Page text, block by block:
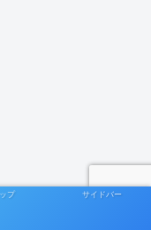
プ サイドバー